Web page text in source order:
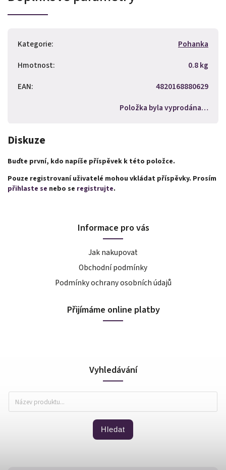
Kategorie:
Pohanka
Hmotnost:
0.8 kg
EAN:
4820168880629
Položka byla vyprodána…
Diskuze
Buďte první, kdo napíše příspěvek k této položce.
Pouze registrovaní uživatelé mohou vkládat příspěvky. Prosím
přihlaste se nebo se registrujte.
Informace pro vás
Jak nakupovat
Obchodní podmínky
Podmínky ochrany osobních údajů
Přijímáme online platby
Vyhledávání
Hledat